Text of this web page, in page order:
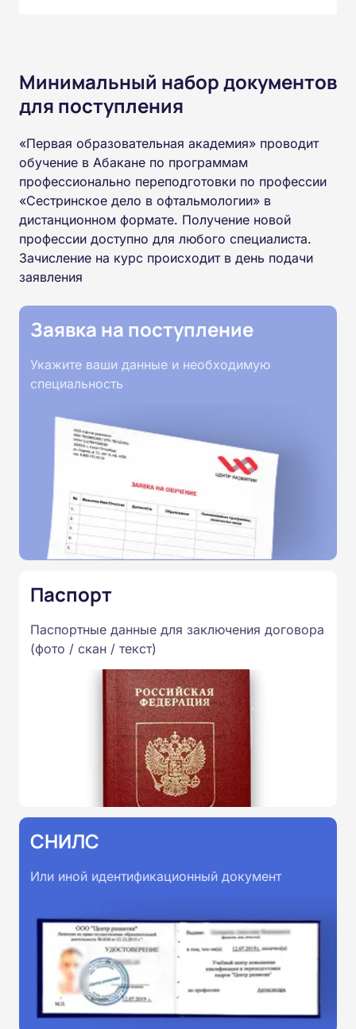
Минимальный набор документов
для поступления
«Первая образовательная академия» проводит
обучение в Абакане по программам
профессионально переподготовки по профессии
«Сестринское дело в офтальмологии» в
дистанционном формате. Получение новой
профессии доступно для любого специалиста.
Зачисление на курс происходит в день подачи
заявления
Заявка на поступление
Укажите ваши данные и необходимую
специальность
Паспорт
Паспортные данные для заключения договора
(фото / скан / текст)
СНИЛС
Или иной идентификационный документ